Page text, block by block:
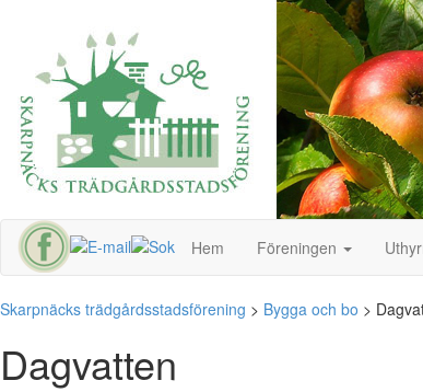
Hem Föreningen
Skarpnäcks trädgårdsstadsförening > Bygga och bo >
Dagvatten